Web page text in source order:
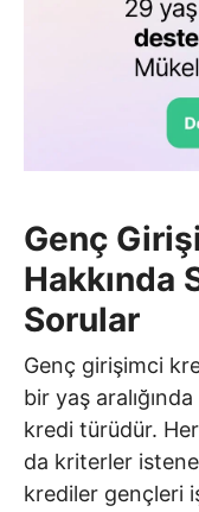
Genç
Hakkında
Sorular
Genç girişimci
bir yaş
kredi türüdür.
da kriterler
krediler gençleri